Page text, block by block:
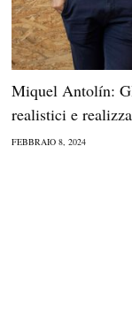
Miquel Antolín:
realistici e
FEBBRAIO 8, 2024